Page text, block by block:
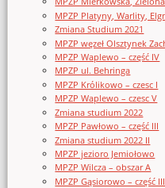
MPZP Platyny, Warlity,
Zmiana Studium 2021
MPZP węzeł Olsztynek
MPZP Waplewo – część IV
MPZP ul. Behringa
MPZP Królikowo – czesc I
MPZP Waplewo – czesc V
Zmiana studium 2022
MPZP Pawłowo – część III
Zmiana studium 2022 II
MPZP jezioro Jemiołowo
MPZP Wilcza – obszar A
MPZP Gąsiorowo – część III